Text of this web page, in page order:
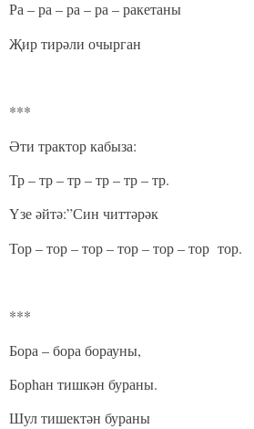
Ра – ра – ра – ра – ракетаны
Җир тирәли очырган
***
Әти трактор кабыза:
Тр – тр – тр – тр – тр – тр.
Үзе әйтә:”Син читтәрәк
Тор – тор – тор – тор – тор – тор тор.
***
Бора – бора борауны,
Борһан тишкән бураны.
Шул тишектән бураны